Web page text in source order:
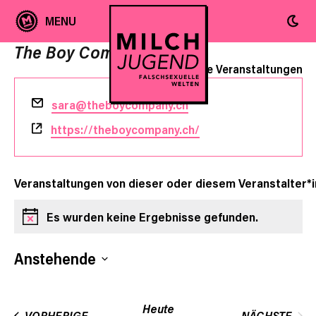
The Boy Company
« Alle Veranstaltungen
Email
sara@theboycompany.ch
Webseite
https://theboycompany.ch/
Veranstaltungen von dieser oder diesem
HinweisEs wurden keine Ergebnisse gefunden.
Anstehende
Heute